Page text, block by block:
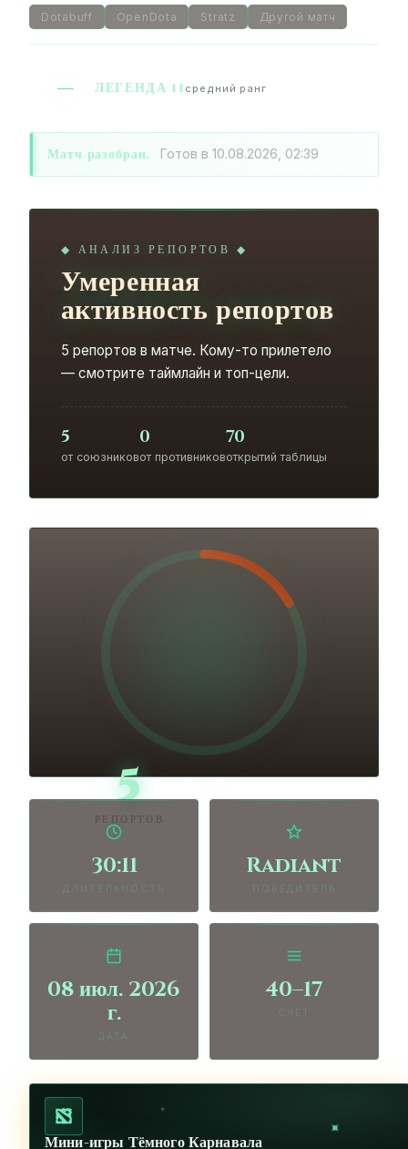
Dotabuff OpenDota Stratz Другой матч
ЛЕГЕНДА II средний ранг
Матч разобран. Готов в 10.08.2026, 02:39
◆ АНАЛИЗ РЕПОРТОВ ◆
Умеренная
активность репортов
5 репортов в матче. Кому-то прилетело
— смотрите таймлайн и топ-цели.
5
от союзников
0
от противников
70
открытий таблицы
5
РЕПОРТОВ
30:11 Radiant
08 июл. 2026
г.
40–17
✦
✦
Мини-игры Тёмного Карнавала